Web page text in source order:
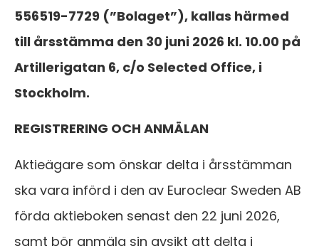
556519-7729 (”Bolaget”), kallas härmed
till årsstämma den 30 juni 2026 kl. 10.00 på
Artillerigatan 6, c/o Selected Office, i
Stockholm.
REGISTRERING OCH ANMÄLAN
Aktieägare som önskar delta i årsstämman
ska vara införd i den av Euroclear Sweden AB
förda aktieboken senast den 22 juni 2026,
samt bör anmäla sin avsikt att delta i